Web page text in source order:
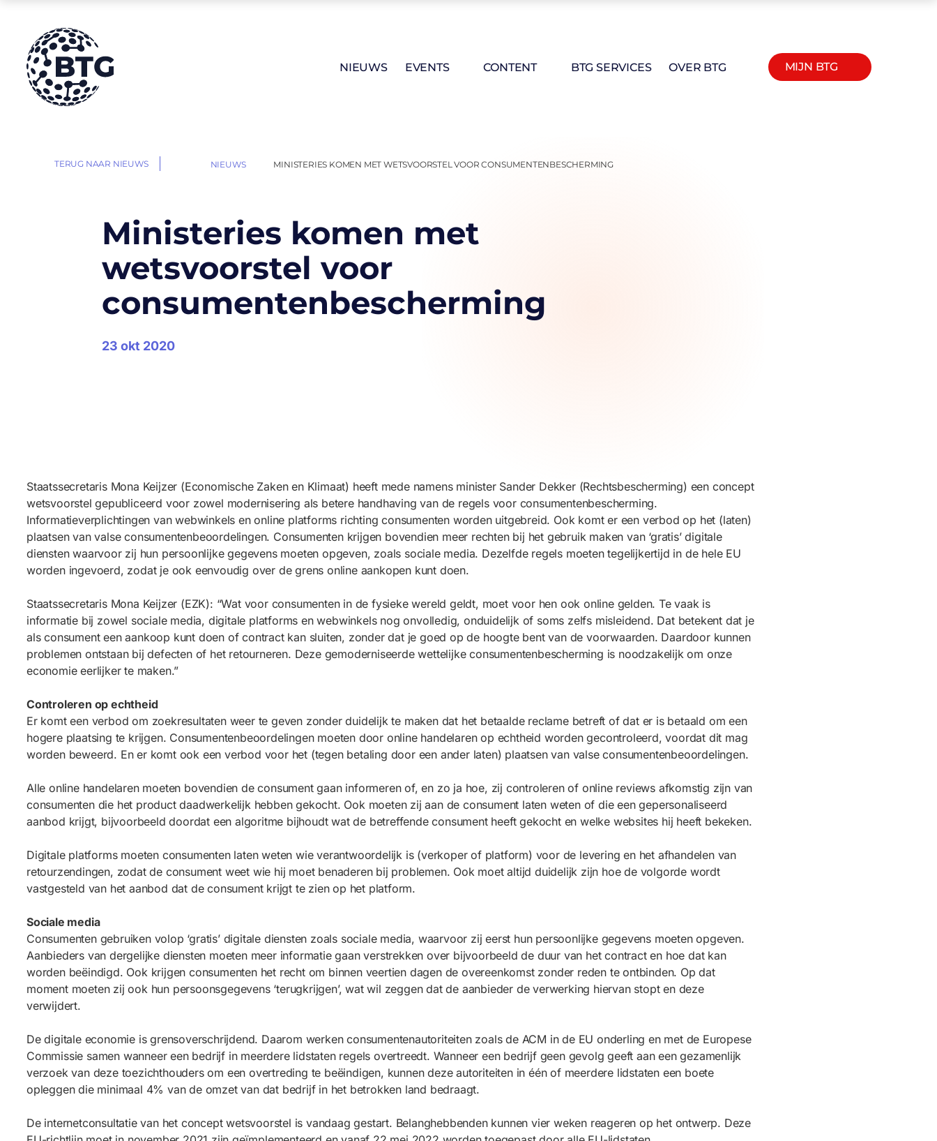
NIEUWS EVENTS CONTENT BTG SERVICES OVER BTG MIJN BTG
TERUG NAAR NIEUWS NIEUWS MINISTERIES KOMEN MET WETSVOORSTEL VOOR CONSUMENTENBESCHERMING
Ministeries komen met
wetsvoorstel voor
consumentenbescherming
23 okt 2020
Staatssecretaris Mona Keijzer (Economische Zaken en Klimaat) heeft mede namens minister Sander Dekker (Rechtsbescherming) een concept
wetsvoorstel gepubliceerd voor zowel modernisering als betere handhaving van de regels voor consumentenbescherming.
Informatieverplichtingen van webwinkels en online platforms richting consumenten worden uitgebreid. Ook komt er een verbod op het (laten)
plaatsen van valse consumentenbeoordelingen. Consumenten krijgen bovendien meer rechten bij het gebruik maken van ‘gratis’ digitale
diensten waarvoor zij hun persoonlijke gegevens moeten opgeven, zoals sociale media. Dezelfde regels moeten tegelijkertijd in de hele EU
worden ingevoerd, zodat je ook eenvoudig over de grens online aankopen kunt doen.
Staatssecretaris Mona Keijzer (EZK): “Wat voor consumenten in de fysieke wereld geldt, moet voor hen ook online gelden. Te vaak is
informatie bij zowel sociale media, digitale platforms en webwinkels nog onvolledig, onduidelijk of soms zelfs misleidend. Dat betekent dat je
als consument een aankoop kunt doen of contract kan sluiten, zonder dat je goed op de hoogte bent van de voorwaarden. Daardoor kunnen
problemen ontstaan bij defecten of het retourneren. Deze gemoderniseerde wettelijke consumentenbescherming is noodzakelijk om onze
economie eerlijker te maken.”
Controleren op echtheid
Er komt een verbod om zoekresultaten weer te geven zonder duidelijk te maken dat het betaalde reclame betreft of dat er is betaald om een
hogere plaatsing te krijgen. Consumentenbeoordelingen moeten door online handelaren op echtheid worden gecontroleerd, voordat dit mag
worden beweerd. En er komt ook een verbod voor het (tegen betaling door een ander laten) plaatsen van valse consumentenbeoordelingen.
Alle online handelaren moeten bovendien de consument gaan informeren of, en zo ja hoe, zij controleren of online reviews afkomstig zijn van
consumenten die het product daadwerkelijk hebben gekocht. Ook moeten zij aan de consument laten weten of die een gepersonaliseerd
aanbod krijgt, bijvoorbeeld doordat een algoritme bijhoudt wat de betreffende consument heeft gekocht en welke websites hij heeft bekeken.
Digitale platforms moeten consumenten laten weten wie verantwoordelijk is (verkoper of platform) voor de levering en het afhandelen van
retourzendingen, zodat de consument weet wie hij moet benaderen bij problemen. Ook moet altijd duidelijk zijn hoe de volgorde wordt
vastgesteld van het aanbod dat de consument krijgt te zien op het platform.
Sociale media
Consumenten gebruiken volop ‘gratis’ digitale diensten zoals sociale media, waarvoor zij eerst hun persoonlijke gegevens moeten opgeven.
Aanbieders van dergelijke diensten moeten meer informatie gaan verstrekken over bijvoorbeeld de duur van het contract en hoe dat kan
worden beëindigd. Ook krijgen consumenten het recht om binnen veertien dagen de overeenkomst zonder reden te ontbinden. Op dat
moment moeten zij ook hun persoonsgegevens ‘terugkrijgen’, wat wil zeggen dat de aanbieder de verwerking hiervan stopt en deze
verwijdert.
De digitale economie is grensoverschrijdend. Daarom werken consumentenautoriteiten zoals de ACM in de EU onderling en met de Europese
Commissie samen wanneer een bedrijf in meerdere lidstaten regels overtreedt. Wanneer een bedrijf geen gevolg geeft aan een gezamenlijk
verzoek van deze toezichthouders om een overtreding te beëindigen, kunnen deze autoriteiten in één of meerdere lidstaten een boete
opleggen die minimaal 4% van de omzet van dat bedrijf in het betrokken land bedraagt.
De internetconsultatie van het concept wetsvoorstel is vandaag gestart. Belanghebbenden kunnen vier weken reageren op het ontwerp. Deze